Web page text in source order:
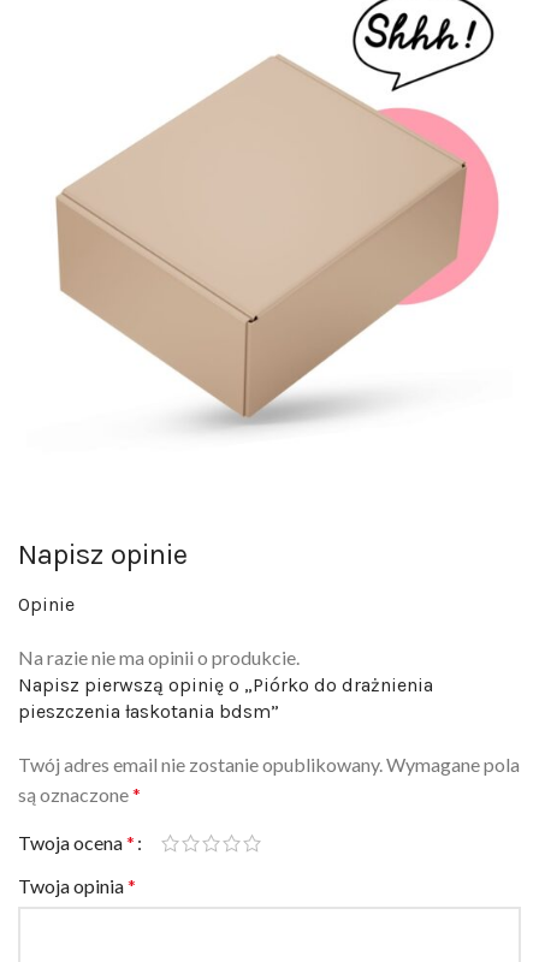
Opinie
Napisz pierwszą opinię o „Piórko do drażnienia
pieszczenia łaskotania bdsm”
są oznaczone*
Twoja ocena
Twoja opinia